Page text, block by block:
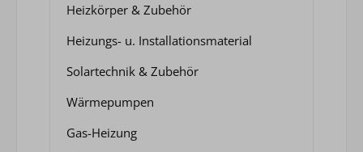
Heizkörper & Zubehör
Heizungs- u. Installationsmaterial
Solartechnik & Zubehör
Wärmepumpen
Gas-Heizung